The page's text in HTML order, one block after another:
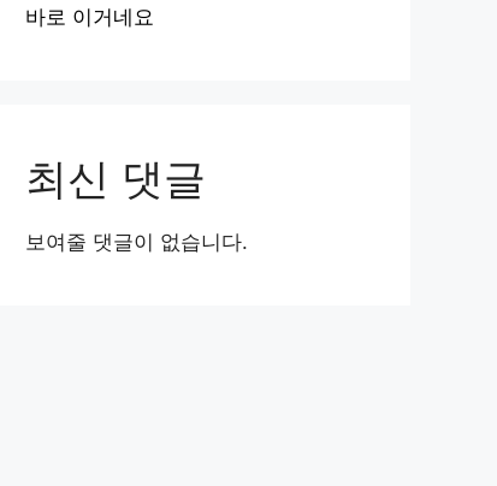
바로 이거네요
최신 댓글
보여줄 댓글이 없습니다.